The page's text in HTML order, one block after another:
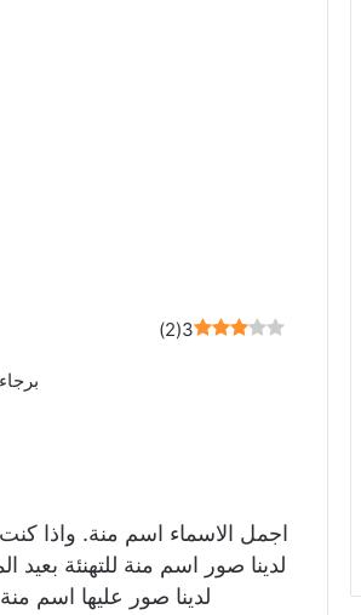
3
(
2
)
اجمل الاسماء اسم منة. واذا
لدينا صور اسم منة للتهنئة
لدينا صور عليها اسم